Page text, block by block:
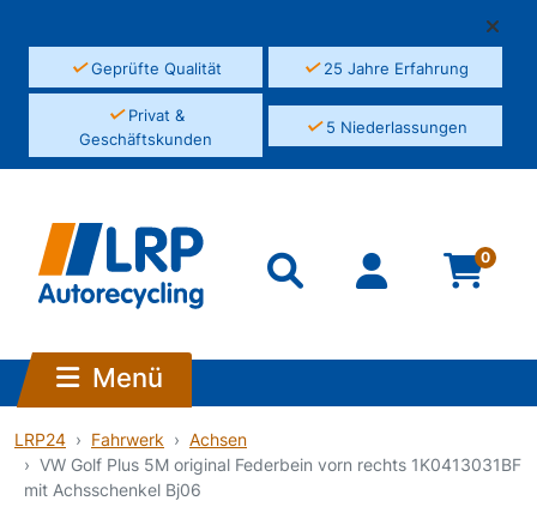
✓Geprüfte Qualität ✓25 Jahre Erfahrung
✓Privat &
Geschäftskunden
✓5 Niederlassungen
0
Menü
LRP24 Fahrwerk
Achsen
VW Golf Plus 5M original Federbein vorn rechts 1K0413031BF
mit Achsschenkel Bj06